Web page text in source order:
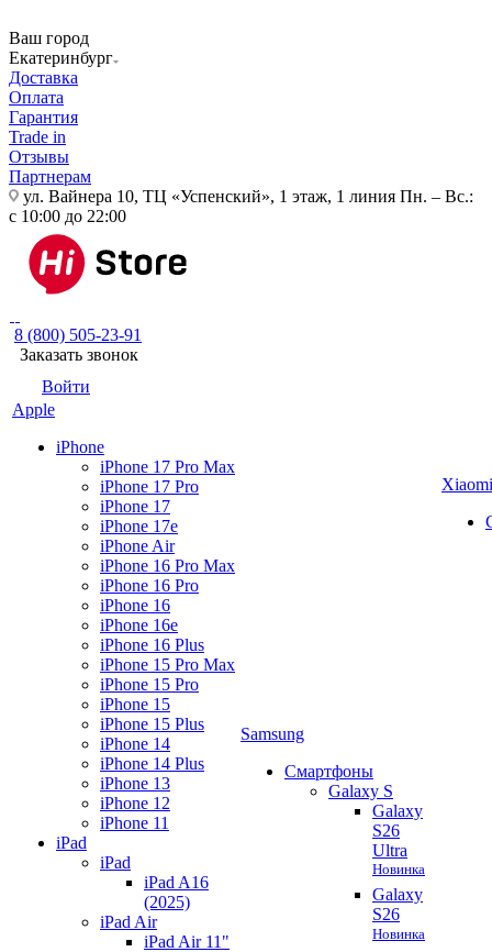
Ваш город
Екатеринбург
Доставка
Оплата
Гарантия
Trade in
Отзывы
Партнерам
ул. Вайнера 10, ТЦ «Успенский», 1 этаж, 1 линия Пн. – Вс.:
с 10:00 до 22:00
8 (800) 505-23-91
Заказать звонок
Войти
Apple
iPhone
iPhone 17 Pro Max
iPhone 17 Pro
iPhone 17
iPhone 17e
iPhone Air
iPhone 16 Pro Max
iPhone 16 Pro
iPhone 16
iPhone 16e
iPhone 16 Plus
iPhone 15 Pro Max
iPhone 15 Pro
iPhone 15
iPhone 15 Plus
iPhone 14
iPhone 14 Plus
iPhone 13
iPhone 12
iPhone 11
iPad
iPad
iPad A16
(2025)
iPad Air
iPad Air 11"
Samsung
Смартфоны
Galaxy S
Galaxy
S26
Ultra
Новинка
Galaxy
S26
Новинка
Xiaomi